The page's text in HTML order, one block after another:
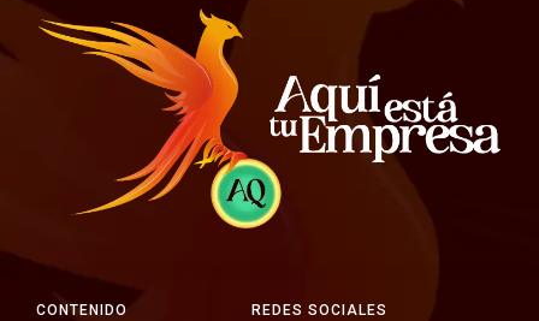
REDES SOCIALES
CONTENIDO